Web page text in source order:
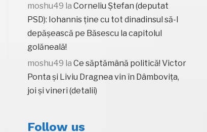
moshu49 la Corneliu Ștefan (deputat
PSD): Iohannis ține cu tot dinadinsul să-l
depășească pe Băsescu la capitolul
golăneală!
moshu49 la Ce săptămână politică! Victor
Ponta și Liviu Dragnea vin în Dâmbovița,
joi și vineri (detalii)
Follow us